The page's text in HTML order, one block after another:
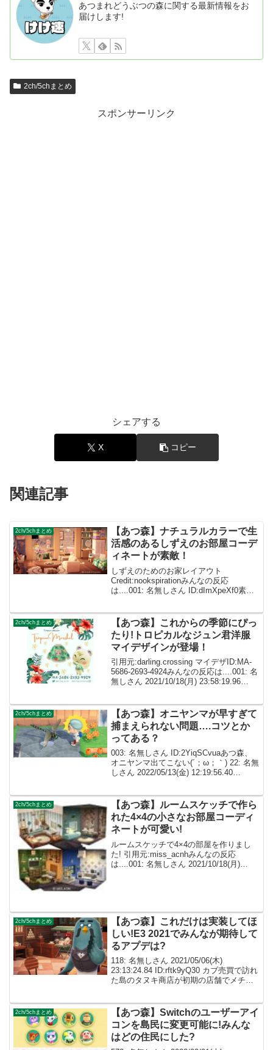
あつまれどうぶつの森に関する最新情報をお
届けします!
2ch/5chまとめ
スポンサーリンク
シェアする
X コピー
関連記事
2ch/5chまとめ
【あつ森】ナチュラルカラーで生
活感のあるしずえのお部屋コーデ
ィネートが素敵！
しずえのためのお家レイアウト
Credit:nookspirationみんなの反応
は....001: 名無しさん ID:dImXpeXf0素敵
002: 名無しさん...
2ch/5chまとめ
【あつ森】これからの季節にぴっ
たり!トロピカルなジュン君洋服
マイデザインが登場！
引用元:darling.crossing マイデザID:MA-
5686-2693-4924みんなの反応は....001: 名
無しさん 2021/10/18(月) 23:58:19.96
2ch/5chまとめ
【あつ森】オニヤンマが早すぎて
捕まえられない問題….コツとか
ってある？
003: 名無しさん ID:2YiqSCvuaあつ森、
オニヤンマ出てこない(´；ω；｀) 22: 名無
しさん 2022/05/13(金) 12:19:56.40
2ch/5chまとめ
【あつ森】ルームスケッチで作ら
れた4×4の小さなお部屋コーディ
ネートが可愛い!
ルームスケッチで4×4の部屋を作りまし
た! 引用元:miss_acnhみんなの反応
は....001: 名無しさん 2021/10/18(月)
2ch/5chまとめ
【あつ森】これだけは実装してほ
しい!E3 2021でみんなが期待して
るアプデは?
118: 名無しさん 2021/05/06(木)
23:13:24.84 ID:rftk9yQ30 カブ売買で訪れ
た島のタヌキ商店が初期の店舗でメチャ
はレアだよな ...
2ch/5chまとめ
【あつ森】Switchのユーザーアイ
コンを島民に変更可能に!みんな
はどの住民にした?